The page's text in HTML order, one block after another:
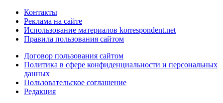
Контакты
Реклама на сайте
Использование материалов korrespondent.net
Правила пользования сайтом
Договор пользования сайтом
Политика в сфере конфиденциальности и персональных
данных
Пользовательское соглашение
Редакция